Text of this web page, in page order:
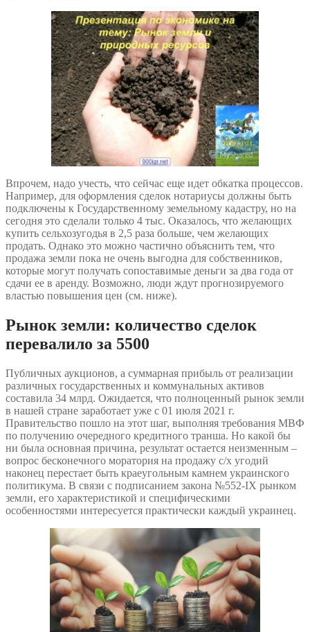
Впрочем, надо учесть, что сейчас еще идет обкатка процессов.
Например, для оформления сделок нотариусы должны быть
подключены к Государственному земельному кадастру, но на
сегодня это сделали только 4 тыс. Оказалось, что желающих
купить сельхозугодья в 2,5 раза больше, чем желающих
продать. Однако это можно частично объяснить тем, что
продажа земли пока не очень выгодна для собственников,
которые могут получать сопоставимые деньги за два года от
сдачи ее в аренду. Возможно, люди ждут прогнозируемого
властью повышения цен (см. ниже).
Рынок земли: количество сделок
перевалило за 5500
Публичных аукционов, а суммарная прибыль от реализации
различных государственных и коммунальных активов
составила 34 млрд. Ожидается, что полноценный рынок земли
в нашей стране заработает уже с 01 июля 2021 г.
Правительство пошло на этот шаг, выполняя требования МВФ
по получению очередного кредитного транша. Но какой бы
ни была основная причина, результат остается неизменным –
вопрос бесконечного моратория на продажу с/х угодий
наконец перестает быть краеугольным камнем украинского
политикума. В связи с подписанием закона №552-IX рынком
земли, его характеристикой и специфическими
особенностями интересуется практически каждый украинец.